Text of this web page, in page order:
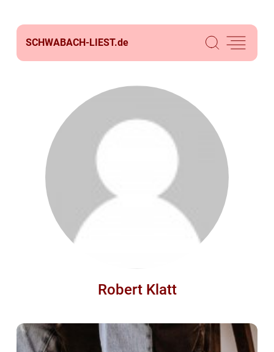
SCHWABACH-LIEST.de
Robert Klatt